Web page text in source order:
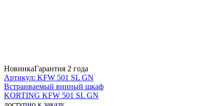
НовинкаГарантия 2 года
Артикул: KFW 501 SL GN
Встраиваемый винный шкаф
KORTING KFW 501 SL GN